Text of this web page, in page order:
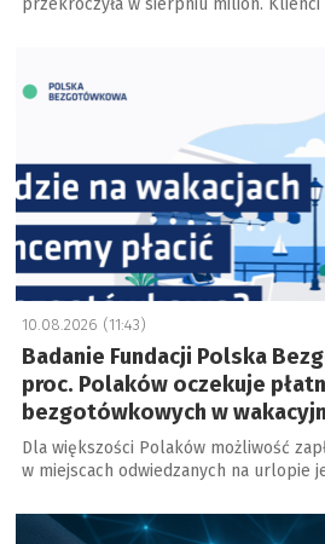
przekroczyła w sierpniu milion.
10.08.2026 (11:43)
Badanie Fundacji Polska
proc. Polaków oczekuje
bezgotówkowych w
Dla większości Polaków możliwość
w miejscach odwiedzanych na urlopie
a